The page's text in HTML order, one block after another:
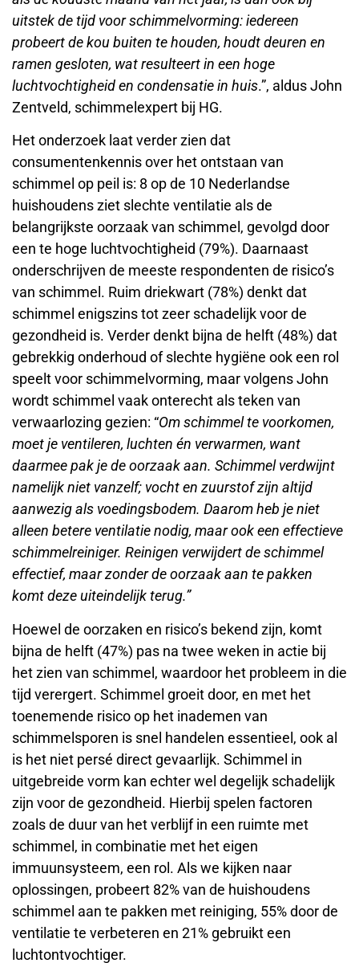
uitstek de tijd voor schimmelvorming: iedereen
probeert de kou buiten te houden, houdt deuren en
ramen gesloten, wat resulteert in een hoge
luchtvochtigheid en condensatie in huis.”, aldus John
Zentveld, schimmelexpert bij HG.
Het onderzoek laat verder zien dat
consumentenkennis over het ontstaan van
schimmel op peil is: 8 op de 10 Nederlandse
huishoudens ziet slechte ventilatie als de
belangrijkste oorzaak van schimmel, gevolgd door
een te hoge luchtvochtigheid (79%). Daarnaast
onderschrijven de meeste respondenten de risico’s
van schimmel. Ruim driekwart (78%) denkt dat
schimmel enigszins tot zeer schadelijk voor de
gezondheid is. Verder denkt bijna de helft (48%) dat
gebrekkig onderhoud of slechte hygiëne ook een rol
speelt voor schimmelvorming, maar volgens John
wordt schimmel vaak onterecht als teken van
verwaarlozing gezien: “Om schimmel te voorkomen,
moet je ventileren, luchten én verwarmen, want
daarmee pak je de oorzaak aan. Schimmel verdwijnt
namelijk niet vanzelf; vocht en zuurstof zijn altijd
aanwezig als voedingsbodem. Daarom heb je niet
alleen betere ventilatie nodig, maar ook een effectieve
schimmelreiniger. Reinigen verwijdert de schimmel
effectief, maar zonder de oorzaak aan te pakken
komt deze uiteindelijk terug.”
Hoewel de oorzaken en risico’s bekend zijn, komt
bijna de helft (47%) pas na twee weken in actie bij
het zien van schimmel, waardoor het probleem in die
tijd verergert. Schimmel groeit door, en met het
toenemende risico op het inademen van
schimmelsporen is snel handelen essentieel, ook al
is het niet persé direct gevaarlijk. Schimmel in
uitgebreide vorm kan echter wel degelijk schadelijk
zijn voor de gezondheid. Hierbij spelen factoren
zoals de duur van het verblijf in een ruimte met
schimmel, in combinatie met het eigen
immuunsysteem, een rol. Als we kijken naar
oplossingen, probeert 82% van de huishoudens
schimmel aan te pakken met reiniging, 55% door de
ventilatie te verbeteren en 21% gebruikt een
luchtontvochtiger.